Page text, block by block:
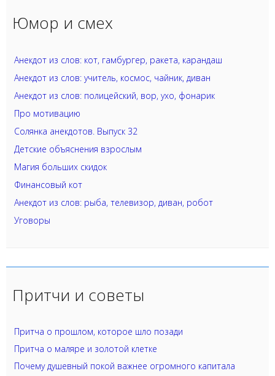
Юмор и смех
Анекдот из слов: кот, гамбургер, ракета, карандаш
Анекдот из слов: учитель, космос, чайник, диван
Анекдот из слов: полицейский, вор, ухо, фонарик
Про мотивацию
Солянка анекдотов. Выпуск 32
Детские объяснения взрослым
Магия больших скидок
Финансовый кот
Анекдот из слов: рыба, телевизор, диван, робот
Уговоры
Притчи и советы
Притча о прошлом, которое шло позади
Притча о маляре и золотой клетке
Почему душевный покой важнее огромного капитала